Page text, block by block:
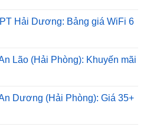
Hải Dương: Bảng giá WiFi 6
Lão (Hải Phòng): Khuyến mãi
Dương (Hải Phòng): Giá 35+